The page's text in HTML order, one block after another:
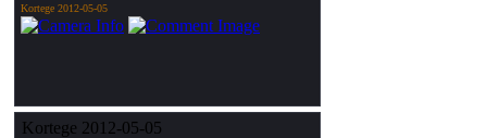
Kortege 2012-05-05
Kortege 2012-05-05